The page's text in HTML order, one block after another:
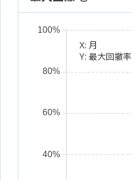
X: 月
Y: 最大回撤率